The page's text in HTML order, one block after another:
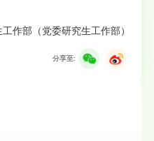
作部（党委研究生工作部）
分享至: